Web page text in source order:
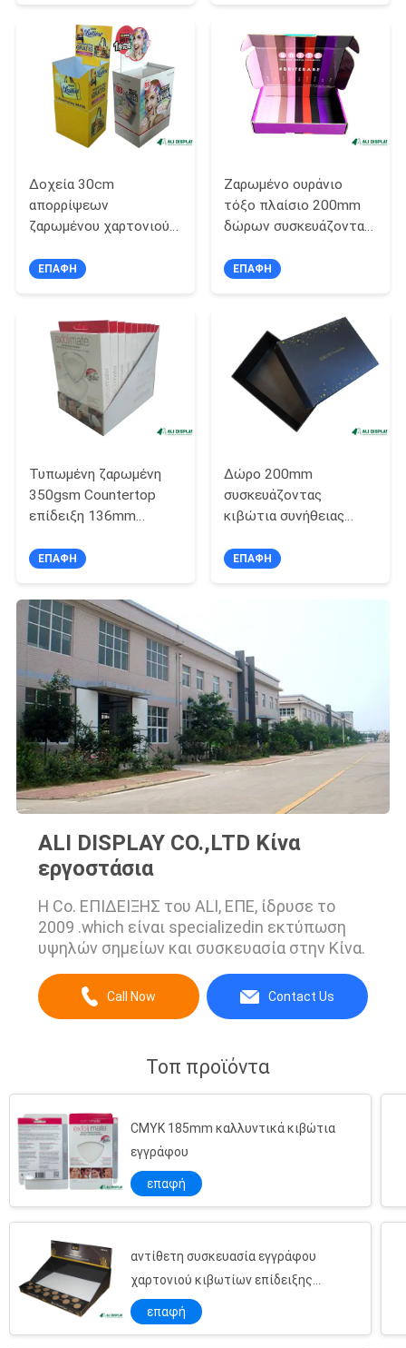
PRIVACY
POLICY
Δοχεία 30cm
απορρίψεων
ζαρωμένου χαρτονιού
χαρτονιού
ΕΠΑΦΉ
Ζαρωμένο ουράνιο
τόξο πλαίσιο 200mm
δώρων συσκευάζοντας
ΕΠΑΦΉ
Τυπωμένη ζαρωμένη
350gsm Countertop
επίδειξη 136mm
καρτών
ΕΠΑΦΉ
Δώρο 200mm
συσκευάζοντας
κιβώτια συνήθειας
καλλυντικά
ΕΠΑΦΉ
ALI DISPLAY CO.,LTD Κίνα
εργοστάσια
Η Co. ΕΠΙΔΕΙΞΗΣ του ALI, ΕΠΕ, ίδρυσε το
2009 .which είναι specializedin εκτύπωση
υψηλών σημείων και συσκευασία στην Κίνα.
Call Now Contact Us
Τοπ προϊόντα
CMYK 185mm καλλυντικά κιβώτια
εγγράφου
επαφή
αντίθετη συσκευασία εγγράφου
χαρτονιού κιβωτίων επίδειξης
εγγράφου 150mm Pantone CCNB
επαφή